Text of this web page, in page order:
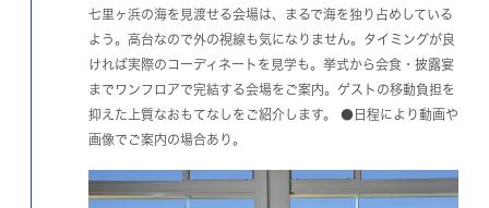
七里ヶ浜の海を見渡せる会場は、まるで海を独り占めしている
よう。高台なので外の視線も気になりません。タイミングが良
ければ実際のコーディネートを見学も。挙式から会食・披露宴
までワンフロアで完結する会場をご案内。ゲストの移動負担を
抑えた上質なおもてなしをご紹介します。 ●日程により動画や
画像でご案内の場合あり。